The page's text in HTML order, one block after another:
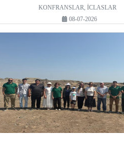
KONFRANSLAR, İCLASLAR
08-07-2026